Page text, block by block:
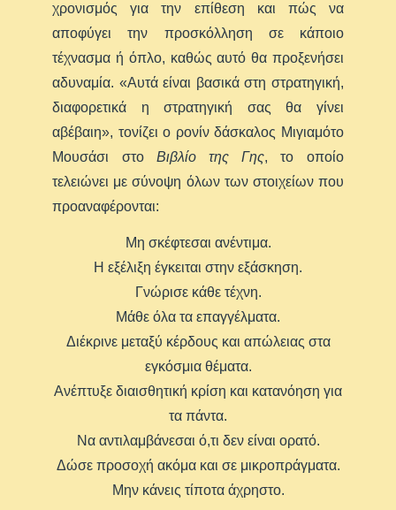
χρονισμός για την επίθεση και πώς να
αποφύγει την προσκόλληση σε κάποιο
τέχνασμα ή όπλο, καθώς αυτό θα προξενήσει
αδυναμία. «Αυτά είναι βασικά στη στρατηγική,
διαφορετικά η στρατηγική σας θα γίνει
αβέβαιη», τονίζει ο ρονίν δάσκαλος Μιγιαμότο
Μουσάσι στο Βιβλίο της Γης, το οποίο
τελειώνει με σύνοψη όλων των στοιχείων που
προαναφέρονται:
Μη σκέφτεσαι ανέντιμα.
Η εξέλιξη έγκειται στην εξάσκηση.
Γνώρισε κάθε τέχνη.
Μάθε όλα τα επαγγέλματα.
Διέκρινε μεταξύ κέρδους και απώλειας στα
εγκόσμια θέματα.
Ανέπτυξε διαισθητική κρίση και κατανόηση για
τα πάντα.
Να αντιλαμβάνεσαι ό,τι δεν είναι ορατό.
Δώσε προσοχή ακόμα και σε μικροπράγματα.
Μην κάνεις τίποτα άχρηστο.